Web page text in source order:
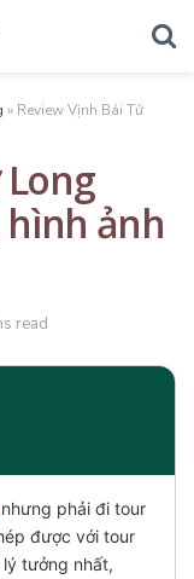
» Review Vịnh Bái Tử
Long
hình ảnh
read
nhưng phải đi tour
được với tour
tưởng nhất,